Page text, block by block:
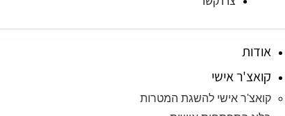
אודות
קואצ'ר אישי
קואצ'ר אישי להשגת המטרות